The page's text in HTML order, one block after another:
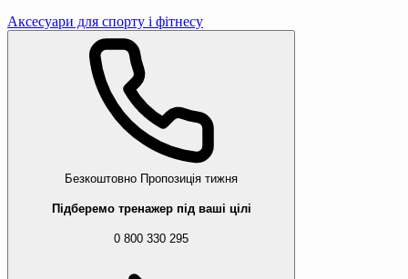
Аксесуари для спорту і фітнесу
Безкоштовно Пропозиція тижня
Підберемо тренажер під ваші цілі
0 800 330 295